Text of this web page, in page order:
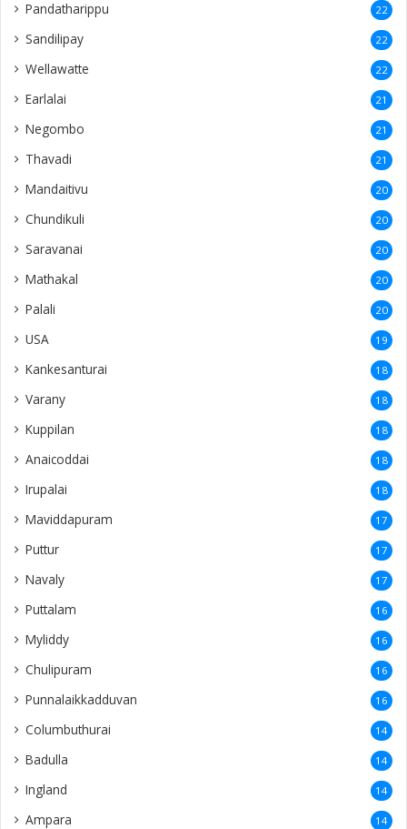
Pandatharippu 22
Sandilipay 22
Wellawatte 22
Earlalai 21
Negombo 21
Thavadi 21
Mandaitivu 20
Chundikuli 20
Saravanai 20
Mathakal 20
Palali 20
USA 19
Kankesanturai 18
Varany 18
Kuppilan 18
Anaicoddai 18
Irupalai 18
Maviddapuram 17
Puttur 17
Navaly 17
Puttalam 16
Myliddy 16
Chulipuram 16
Punnalaikkadduvan 16
Columbuthurai 14
Badulla 14
Ingland 14
Ampara 14